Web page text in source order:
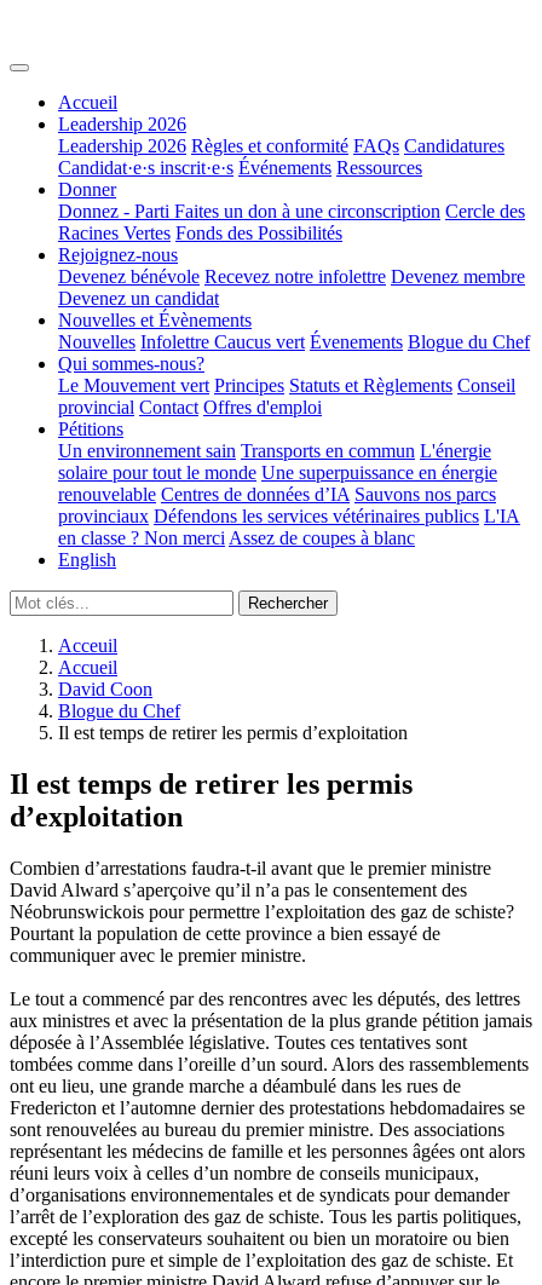
Accueil
Leadership 2026
Leadership 2026 Règles et conformité FAQs Candidatures
Candidat·e·s inscrit·e·s Événements Ressources
Donner
Donnez - Parti Faites un don à une circonscription Cercle des
Racines Vertes Fonds des Possibilités
Rejoignez-nous
Devenez bénévole Recevez notre infolettre Devenez membre
Devenez un candidat
Nouvelles et Évènements
Nouvelles Infolettre Caucus vert Évenements Blogue du Chef
Qui sommes-nous?
Le Mouvement vert Principes Statuts et Règlements Conseil
provincial Contact Offres d'emploi
Pétitions
Un environnement sain Transports en commun L'énergie
solaire pour tout le monde Une superpuissance en énergie
renouvelable Centres de données d’IA Sauvons nos parcs
provinciaux Défendons les services vétérinaires publics L'IA
en classe ? Non merci Assez de coupes à blanc
English
Acceuil
Accueil
David Coon
Blogue du Chef
Il est temps de retirer les permis d’exploitation
Il est temps de retirer les permis
d’exploitation
Combien d’arrestations faudra-t-il avant que le premier ministre
David Alward s’aperçoive qu’il n’a pas le consentement des
Néobrunswickois pour permettre l’exploitation des gaz de schiste?
Pourtant la population de cette province a bien essayé de
communiquer avec le premier ministre.
Le tout a commencé par des rencontres avec les députés, des lettres
aux ministres et avec la présentation de la plus grande pétition jamais
déposée à l’Assemblée législative. Toutes ces tentatives sont
tombées comme dans l’oreille d’un sourd. Alors des rassemblements
ont eu lieu, une grande marche a déambulé dans les rues de
Fredericton et l’automne dernier des protestations hebdomadaires se
sont renouvelées au bureau du premier ministre. Des associations
représentant les médecins de famille et les personnes âgées ont alors
réuni leurs voix à celles d’un nombre de conseils municipaux,
d’organisations environnementales et de syndicats pour demander
l’arrêt de l’exploration des gaz de schiste. Tous les partis politiques,
excepté les conservateurs souhaitent ou bien un moratoire ou bien
l’interdiction pure et simple de l’exploitation des gaz de schiste. Et